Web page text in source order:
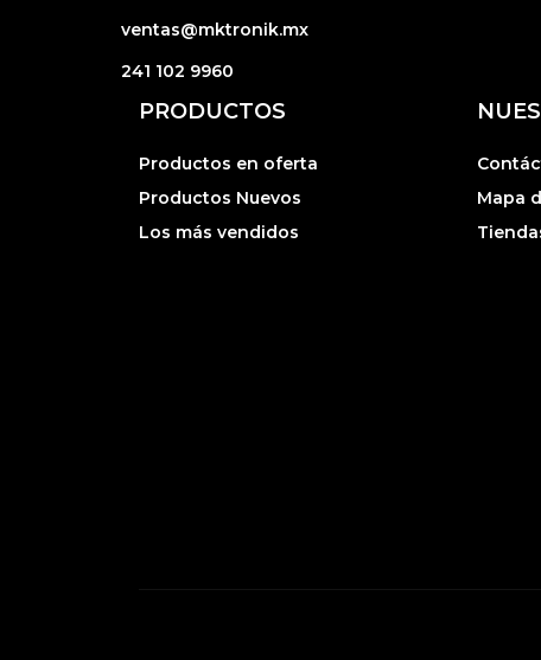
ventas@mktronik.mx
241 102 9960
PRODUCTOS
Productos en oferta
Productos Nuevos
Los más vendidos
Mapa